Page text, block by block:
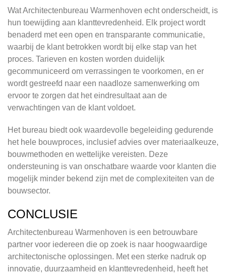
Wat Architectenbureau Warmenhoven echt onderscheidt, is
hun toewijding aan klanttevredenheid. Elk project wordt
benaderd met een open en transparante communicatie,
waarbij de klant betrokken wordt bij elke stap van het
proces. Tarieven en kosten worden duidelijk
gecommuniceerd om verrassingen te voorkomen, en er
wordt gestreefd naar een naadloze samenwerking om
ervoor te zorgen dat het eindresultaat aan de
verwachtingen van de klant voldoet.
Het bureau biedt ook waardevolle begeleiding gedurende
het hele bouwproces, inclusief advies over materiaalkeuze,
bouwmethoden en wettelijke vereisten. Deze
ondersteuning is van onschatbare waarde voor klanten die
mogelijk minder bekend zijn met de complexiteiten van de
bouwsector.
CONCLUSIE
Architectenbureau Warmenhoven is een betrouwbare
partner voor iedereen die op zoek is naar hoogwaardige
architectonische oplossingen. Met een sterke nadruk op
innovatie, duurzaamheid en klanttevredenheid, heeft het